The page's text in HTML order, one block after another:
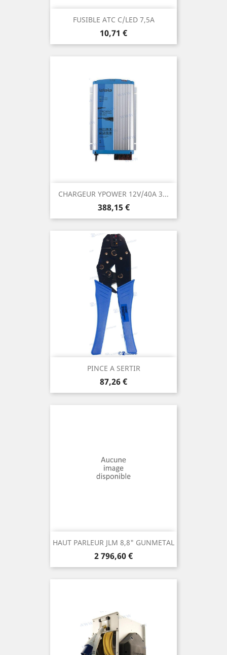
FUSIBLE ATC C/LED 7,5A
Prix
10,71 €
CHARGEUR YPOWER 12V/40A 3...
Prix
388,15 €
PINCE A SERTIR
Prix
87,26 €
HAUT PARLEUR JLM 8,8" GUNMETAL
Prix
2 796,60 €